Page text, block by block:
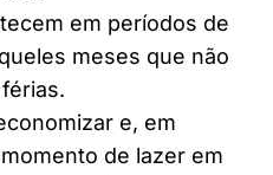
em períodos de
meses que não
e, em
de lazer em